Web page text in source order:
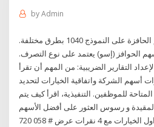
byAdmin
يتم الإبلاغ عن خيارات الأسهم الحافزة على النموذج 1040 بطرق مختلفة.
الحوافز (إسو) يعتمد على نوع التصرف.
التقارير الضريبية: من المهم أن تقرأ
أسهم الشركة واتفاقية الخيارات لتحديد
للموظفين. التنفيذية، اقرأ كيف يتم
و رسوس العثور على أفضل الأسهم
لتداول الخيارات مع 4 نقرات عرض # 058 720p 30fps H264 192kbit آك.